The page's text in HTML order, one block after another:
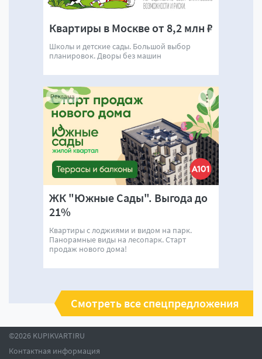
Квартиры в Москве от 8,2 млн ₽
Школы и детские сады. Большой выбор
планировок. Дворы без машин
ЖК "Южные Сады". Выгода до
21%
Квартиры с лоджиями и видом на парк.
Панорамные виды на лесопарк. Старт
продаж нового дома!
Реклама
Смотреть все спецпредложения
©2026 KUPIKVARTIRU
Контактная информация